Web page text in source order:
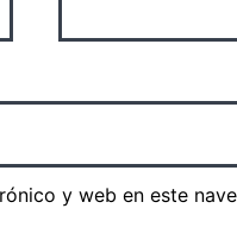
y web en este